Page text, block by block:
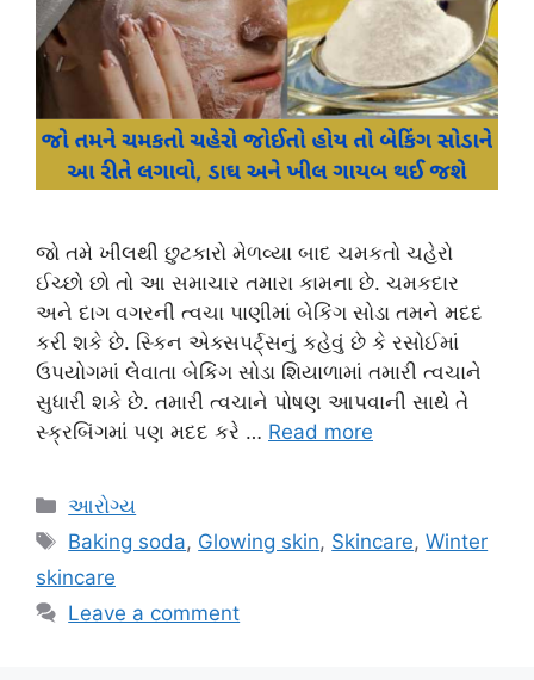
જો તમે ખીલથી છુટકારો મેળવ્યા બાદ ચમકતો ચહેરો
ઈચ્છો છો તો આ સમાચાર તમારા કામના છે. ચમકદાર
અને દાગ વગરની ત્વચા પાણીમાં બેકિંગ સોડા તમને મદદ
કરી શકે છે. સ્કિન એક્સપર્ટ્સનું કહેવું છે કે રસોઈમાં
ઉપયોગમાં લેવાતા બેકિંગ સોડા શિયાળામાં તમારી ત્વચાને
સુધારી શકે છે. તમારી ત્વચાને પોષણ આપવાની સાથે તે
સ્ક્રબિંગમાં પણ મદદ કરે … Read more
Categories
આરોગ્ય
Tags
Baking soda, Glowing skin, Skincare,Winter
skincare
Leave a comment